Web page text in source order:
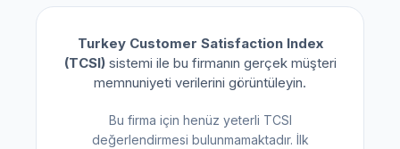
Turkey Customer Satisfaction Index
(TCSI)sistemi ile bu firmanın gerçek müşteri
memnuniyeti verilerini görüntüleyin.
Bu firma için henüz yeterli TCSI
değerlendirmesi bulunmamaktadır. İlk